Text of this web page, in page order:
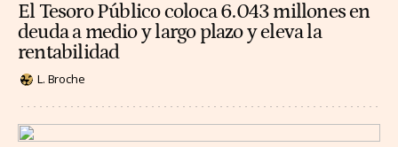
El Tesoro Público coloca 6.043 millones en
deuda a medio y largo plazo y eleva la
rentabilidad
L. Broche